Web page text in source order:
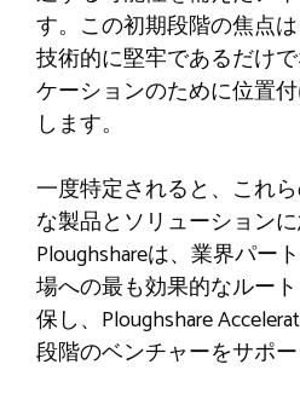
す。この初期段階の焦点
技術的に堅牢であるだけ
ケーションのために位置
します。
一度特定されると、これ
な製品とソリューション
Ploughshareは、業界パー
場への最も効果的なルー
保し、Ploughshare
段階のベンチャーをサポー